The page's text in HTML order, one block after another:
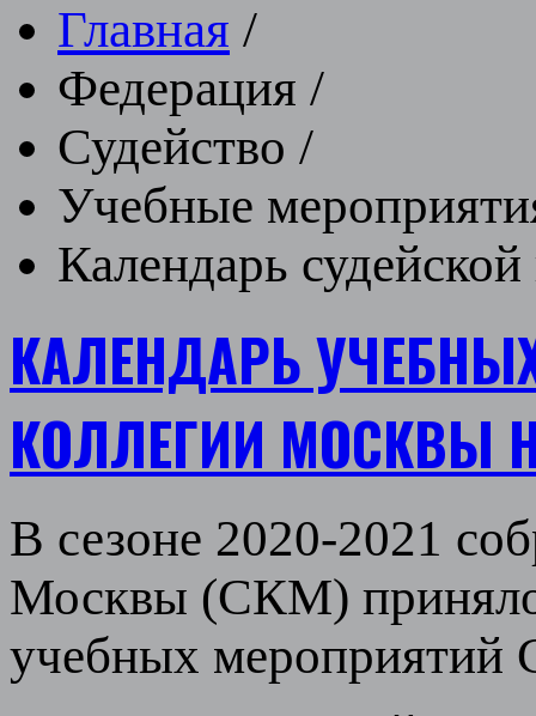
Главная /
Федерация /
Судейство /
Учебные
Календарь
КАЛЕНДАРЬ
КОЛЛЕГИИ МОСКВЫ
В сезоне 2020-2021
Москвы (СКМ) приняло
учебных